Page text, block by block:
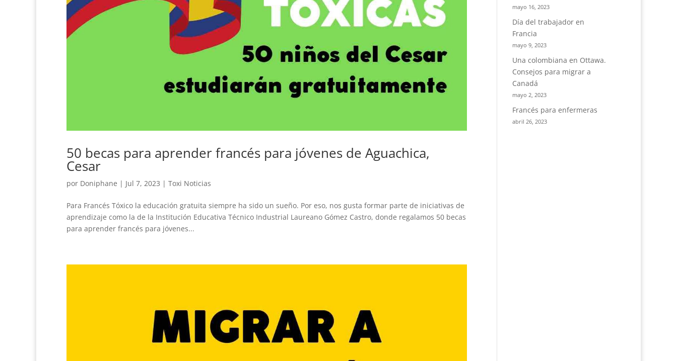
50 becas para aprender francés para jóvenes de Aguachica,
Cesar
por Doniphane | Jul 7, 2023 | Toxi Noticias
Para Francés Tóxico la educación gratuita siempre ha sido un sueño. Por eso, nos gusta formar parte de iniciativas de
aprendizaje como la de la Institución Educativa Técnico Industrial Laureano Gómez Castro, donde regalamos 50 becas
para aprender francés para jóvenes...
mayo 16, 2023
Día del trabajador en
Francia
mayo 9, 2023
Una colombiana en Ottawa.
Consejos para migrar a
Canadá
mayo 2, 2023
Francés para enfermeras
abril 26, 2023